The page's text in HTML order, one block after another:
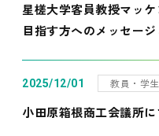
星槎大学客員教授マッ
目指す方へのメッセー
2025/12/01 教員・学
小田原箱根商工会議所